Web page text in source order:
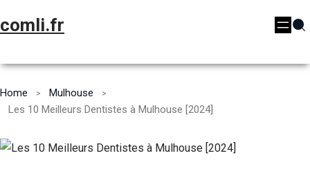
comli.fr
Home
Mulhouse
Les 10 Meilleurs Dentistes à Mulhouse [2024]